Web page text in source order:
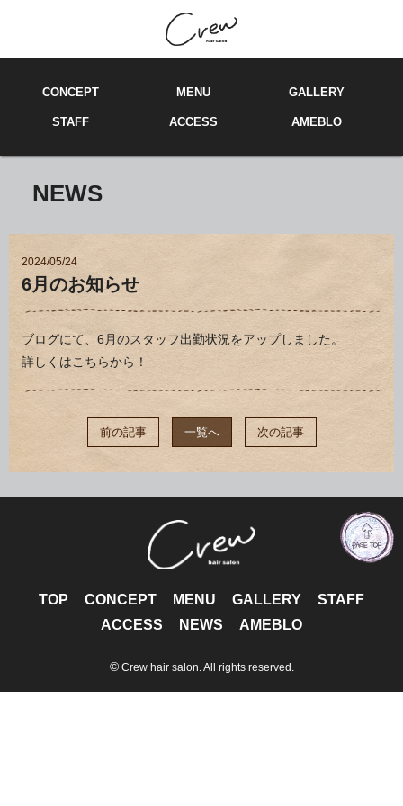
CONCEPT M ENU GALLERY
STAFF ACCESS AMEBLO
NEWS
2024/05/24
6月のお知らせ
ブログにて、6月のスタッフ出勤状況をアップしました。
詳しくはこちらから！
前の記事 一覧へ 次の記事
TOP CONCEPT MENU GALLERY
STAFF
ACCESS
NEWS AMEBLO
©Crew hair salon. All rights reserved.